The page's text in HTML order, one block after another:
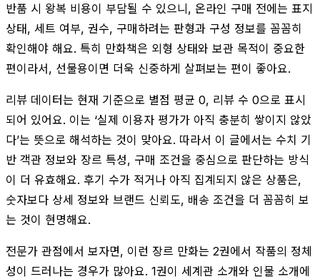
반품 시 왕복 비용이 부담될 수 있으니, 온라인 구매 전에는 표지
상태, 세트 여부, 권수, 구매하려는 판형과 구성 정보를 꼼꼼히
확인해야 해요. 특히 만화책은 외형 상태와 보관 목적이 중요한
편이라서, 선물용이면 더욱 신중하게 살펴보는 편이 좋아요.
리뷰 데이터는 현재 기준으로 별점 평균 0, 리뷰 수 0으로 표시
되어 있어요. 이는 ‘실제 이용자 평가가 아직 충분히 쌓이지 않았
다’는 뜻으로 해석하는 것이 맞아요. 따라서 이 글에서는 수치 기
반 객관 정보와 장르 특성, 구매 조건을 중심으로 판단하는 방식
이 더 유효해요. 후기 수가 적거나 아직 집계되지 않은 상품은,
숫자보다 상세 정보와 브랜드 신뢰도, 배송 조건을 더 꼼꼼히 보
는 것이 현명해요.
전문가 관점에서 보자면, 이런 장르 만화는 2권에서 작품의 정체
성이 드러나는 경우가 많아요. 1권이 세계관 소개와 인물 소개에